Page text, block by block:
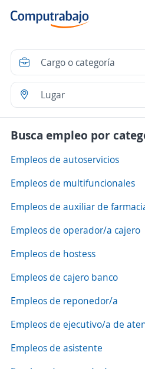
Busca empleo por
Empleos de autoservicios
Empleos de multifuncionales
Empleos de auxiliar de
Empleos de operador/a cajero
Empleos de hostess
Empleos de cajero banco
Empleos de reponedor/a
Empleos de ejecutivo/a de
Empleos de asistente